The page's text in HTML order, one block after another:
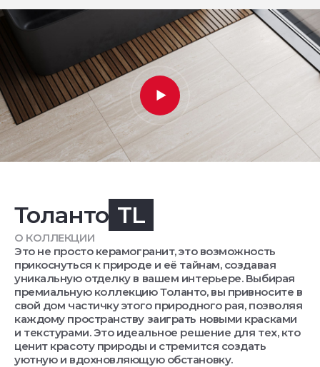
Толанто TL
О КОЛЛЕКЦИИ
Это не просто керамогранит, это возможность
прикоснуться к природе и её тайнам, создавая
уникальную отделку в вашем интерьере. Выбирая
премиальную коллекцию Толанто, вы привносите в
свой дом частичку этого природного рая, позволяя
каждому пространству заиграть новыми красками
и текстурами. Это идеальное решение для тех, кто
ценит красоту природы и стремится создать
уютную и вдохновляющую обстановку.